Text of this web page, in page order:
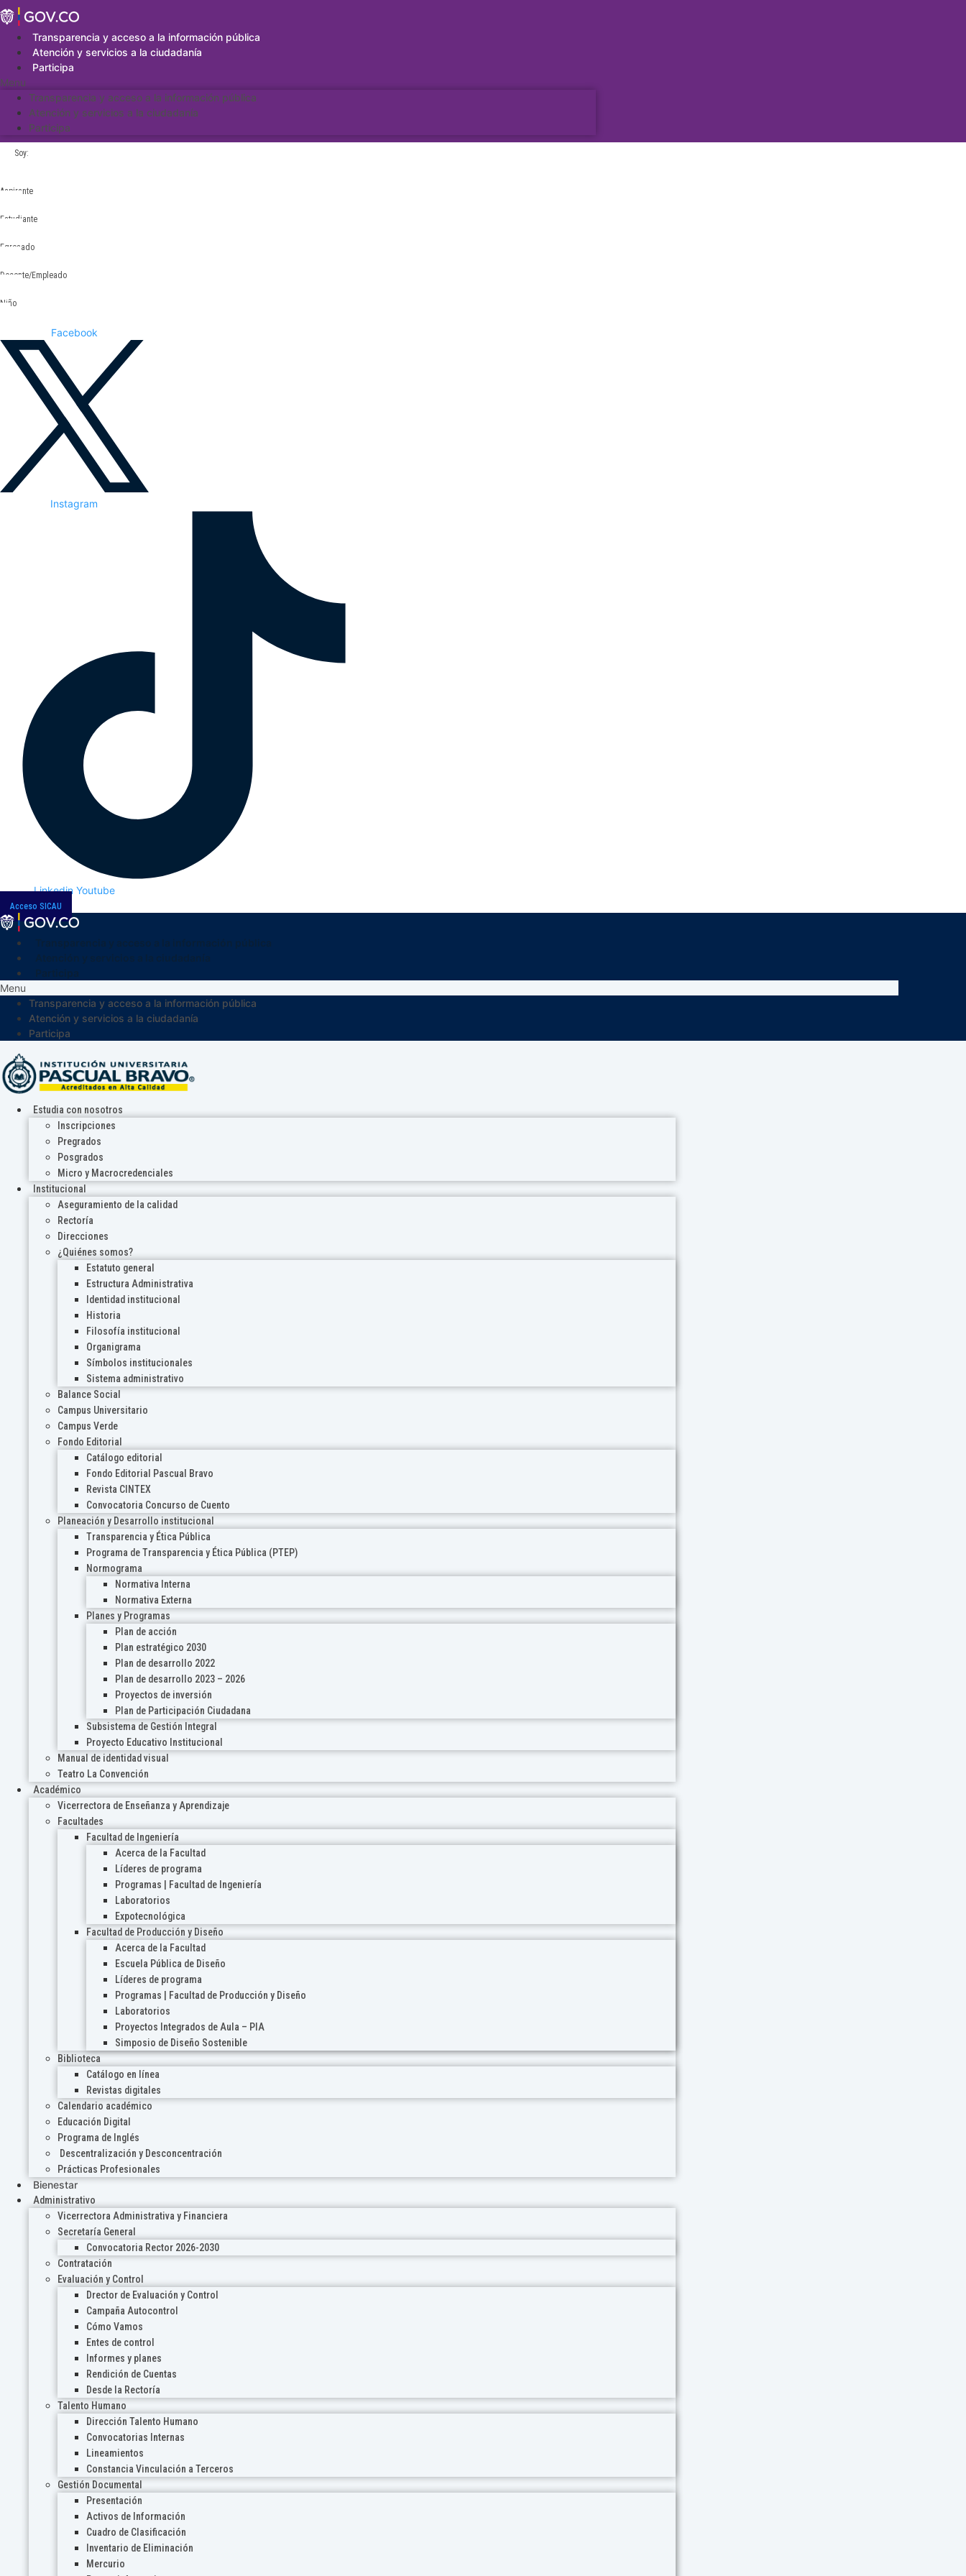
Saltar
al
contenidoTransparencia y acceso a la información pública
Atención y servicios a la ciudadanía
Participa
Menu
Transparencia y acceso a la información pública
Atención y servicios a la ciudadanía
Participa
Soy:
Aspirante
Estudiante
Egresado
Docente/Empleado
Niño
Facebook
Instagram
Linkedin Youtube
Acceso SICAU
Menu
Transparencia y acceso a la información pública
Atención y servicios a la ciudadanía
Participa
Estudia con nosotros
Inscripciones
Pregrados
Posgrados
Micro y Macrocredenciales
Institucional
Aseguramiento de la calidad
Rectoría
Direcciones
¿Quiénes somos?
Estatuto general
Estructura Administrativa
Identidad institucional
Historia
Filosofía institucional
Organigrama
Símbolos institucionales
Sistema administrativo
Balance Social
Campus Universitario
Campus Verde
Fondo Editorial
Catálogo editorial
Fondo Editorial Pascual Bravo
Revista CINTEX
Convocatoria Concurso de Cuento
Planeación y Desarrollo institucional
Transparencia y Ética Pública
Programa de Transparencia y Ética Pública (PTEP)
Normograma
Normativa Interna
Normativa Externa
Planes y Programas
Plan de acción
Plan estratégico 2030
Plan de desarrollo 2022
Plan de desarrollo 2023 – 2026
Proyectos de inversión
Plan de Participación Ciudadana
Subsistema de Gestión Integral
Proyecto Educativo Institucional
Manual de identidad visual
Teatro La Convención
Académico
Vicerrectora de Enseñanza y Aprendizaje
Facultades
Facultad de Ingeniería
Acerca de la Facultad
Líderes de programa
Programas | Facultad de Ingeniería
Laboratorios
Expotecnológica
Facultad de Producción y Diseño
Acerca de la Facultad
Escuela Pública de Diseño
Líderes de programa
Programas | Facultad de Producción y Diseño
Laboratorios
Proyectos Integrados de Aula – PIA
Simposio de Diseño Sostenible
Biblioteca
Catálogo en línea
Revistas digitales
Calendario académico
Educación Digital
Programa de Inglés
Descentralización y Desconcentración
Prácticas Profesionales
Bienestar
Administrativo
Vicerrectora Administrativa y Financiera
Secretaría General
Convocatoria Rector 2026-2030
Contratación
Evaluación y Control
Drector de Evaluación y Control
Campaña Autocontrol
Cómo Vamos
Entes de control
Informes y planes
Rendición de Cuentas
Desde la Rectoría
Talento Humano
Dirección Talento Humano
Convocatorias Internas
Lineamientos
Constancia Vinculación a Terceros
Gestión Documental
Presentación
Activos de Información
Cuadro de Clasificación
Inventario de Eliminación
Mercurio